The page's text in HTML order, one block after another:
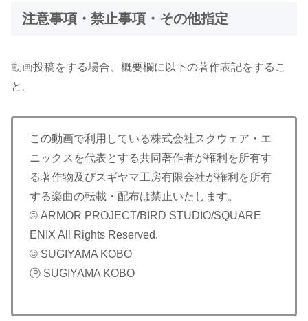
注意事項・禁止事項・その他指定
動画投稿をする場合、概要欄に以下の著作表記をするこ
と。
この動画で利用している株式会社スクウェア・エ
ニックスを代表とする共同著作者が権利を所有す
る著作物及びスギヤマ工房有限会社が権利を所有
する楽曲の転載・配布は禁止いたします。
© ARMOR PROJECT/BIRD STUDIO/SQUARE
ENIX All Rights Reserved.
© SUGIYAMA KOBO
Ⓟ SUGIYAMA KOBO